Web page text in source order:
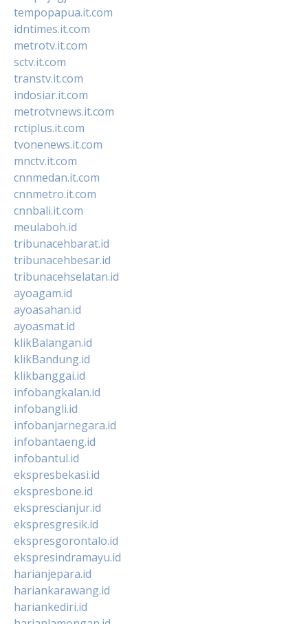
tempopapua.it.com
idntimes.it.com
metrotv.it.com
sctv.it.com
transtv.it.com
indosiar.it.com
metrotvnews.it.com
rctiplus.it.com
tvonenews.it.com
mnctv.it.com
cnnmedan.it.com
cnnmetro.it.com
cnnbali.it.com
meulaboh.id
tribunacehbarat.id
tribunacehbesar.id
tribunacehselatan.id
ayoagam.id
ayoasahan.id
ayoasmat.id
klikBalangan.id
klikBandung.id
klikbanggai.id
infobangkalan.id
infobangli.id
infobanjarnegara.id
infobantaeng.id
infobantul.id
ekspresbekasi.id
ekspresbone.id
eksprescianjur.id
ekspresgresik.id
ekspresgorontalo.id
ekspresindramayu.id
harianjepara.id
hariankarawang.id
hariankediri.id